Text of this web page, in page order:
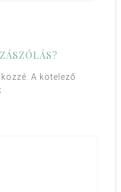
A kötelező